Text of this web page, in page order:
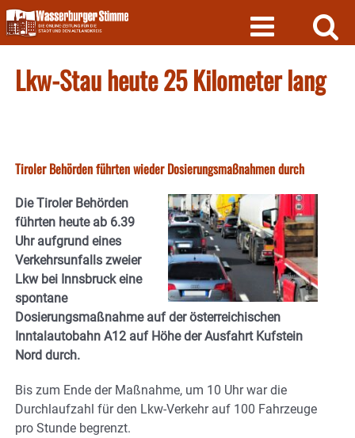
Skip
to
content
Lkw-Stau heute 25 Kilometer lang
Tiroler Behörden führten wieder Dosierungsmaßnahmen durch
Die Tiroler Behörden
führten heute ab 6.39
Uhr aufgrund eines
Verkehrsunfalls zweier
Lkw bei Innsbruck eine
spontane
Dosierungsmaßnahme auf der österreichischen
Inntalautobahn A12 auf Höhe der Ausfahrt Kufstein
Nord durch.
Bis zum Ende der Maßnahme, um 10 Uhr war die
Durchlaufzahl für den Lkw-Verkehr auf 100 Fahrzeuge
pro Stunde begrenzt.